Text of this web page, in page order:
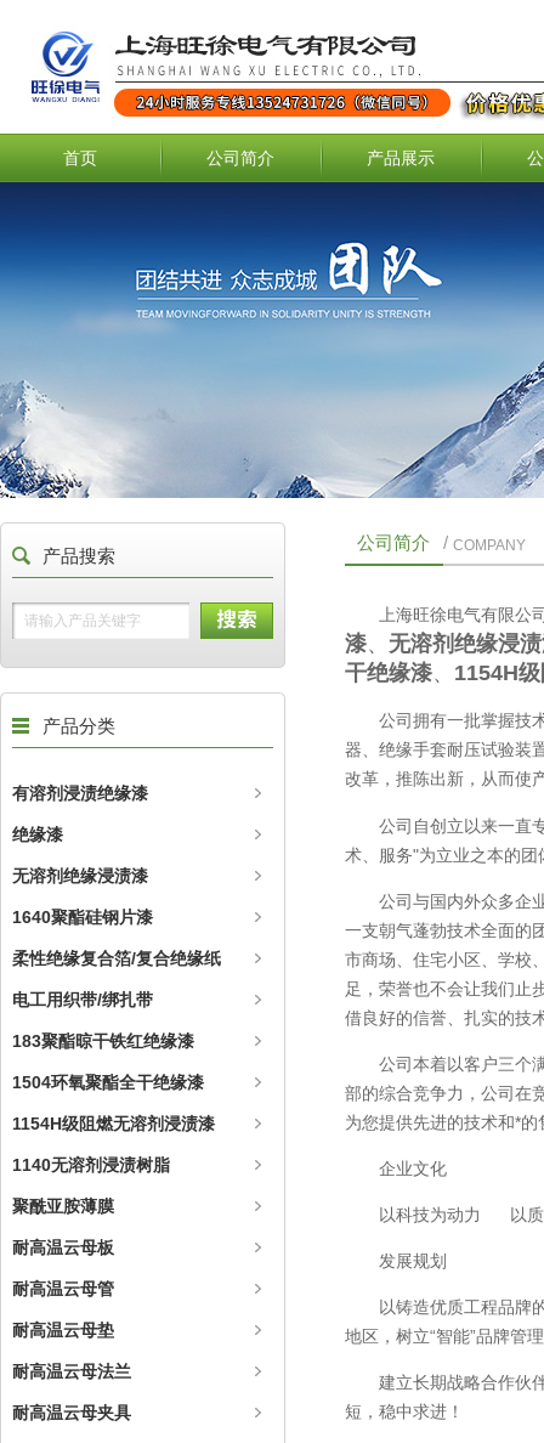
首页 公司简介 产品展示
产品搜索
产品分类
有溶剂浸渍绝缘漆
绝缘漆
无溶剂绝缘浸渍漆
1640聚酯硅钢片漆
柔性绝缘复合箔/复合绝缘纸
电工用织带/绑扎带
183聚酯晾干铁红绝缘漆
1504环氧聚酯全干绝缘漆
1154H级阻燃无溶剂浸渍漆
1140无溶剂浸渍树脂
聚酰亚胺薄膜
耐高温云母板
耐高温云母管
耐高温云母垫
耐高温云母法兰
耐高温云母夹具
公司简介 / COMPANY
上海旺徐电气有限公
漆、 无溶剂绝缘浸
干绝缘漆、 1154H
公司拥有一批掌握技
器、绝缘手套耐压试验装
改革，推陈出新，从而使
公司自创立以来一直
术、服务"为立业之本的
公司与国内外众多企
一支朝气蓬勃技术全面的
市商场、住宅小区、学校
足，荣誉也不会让我们止
借良好的信誉、扎实的技
公司本着以客户三个
部的综合竞争力，公司在
为您提供先进的技术和*
企业文化
以科技为动力 以质
发展规划
以铸造优质工程品牌
地区，树立“智能”品牌
建立长期战略合作伙
短，稳中求进！